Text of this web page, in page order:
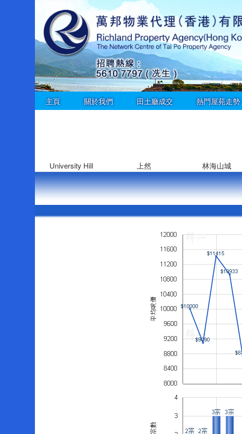
主頁 關於我們 田土廳成交 熱門屋苑走勢
University Hill 上然 林海山城